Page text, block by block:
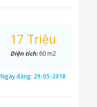
17 Triệu
Diện tích:60 m2
Ngày đăng: 29-05-2018